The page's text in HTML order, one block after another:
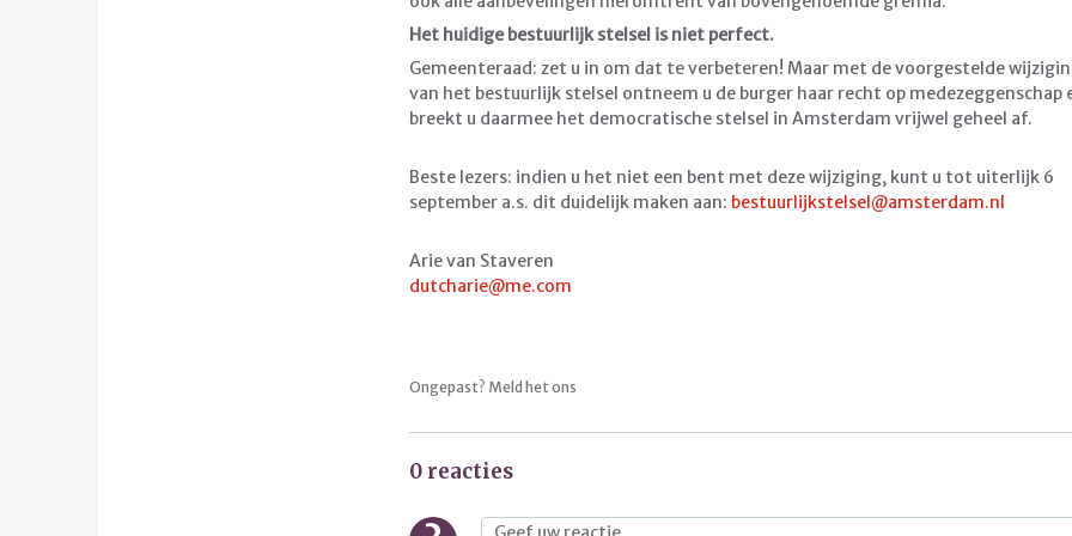
Het huidige bestuurlijk stelsel is niet perfect.
Gemeenteraad: zet u in om dat te verbeteren! Maar met de voorgestelde
van het bestuurlijk stelsel ontneem u de burger haar recht op medezeggenschap
breekt u daarmee het democratische stelsel in Amsterdam vrijwel geheel af.
Beste lezers: indien u het niet een bent met deze wijziging, kunt u tot uiterlijk 6
september a.s. dit duidelijk maken aan: bestuurlijkstelsel@amsterdam.nl
Arie van Staveren
dutcharie@me.com
Ongepast? Meld het ons
0 reacties